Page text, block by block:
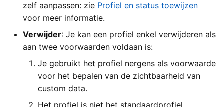
zelf aanpassen: zie Profiel en status toewijzen
voor meer informatie.
Verwijder: Je kan een profiel enkel verwijderen als
aan twee voorwaarden voldaan is:
Je gebruikt het profiel nergens als voorwaarde
voor het bepalen van de zichtbaarheid van
custom data.